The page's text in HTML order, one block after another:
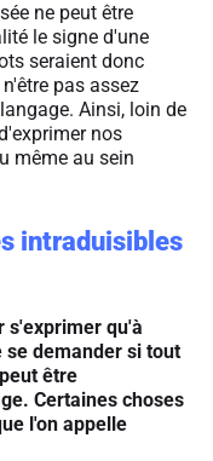
ne peut être
le signe d'une
seraient donc
pas assez
Ainsi, loin de
nos
même au sein
intraduisibles
s'exprimer qu'à
se demander si tout
être
Certaines choses
l'on appelle